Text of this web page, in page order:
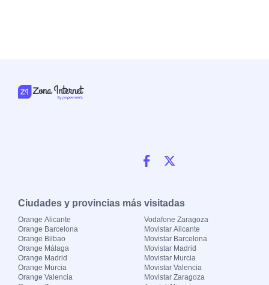
Ciudades y provincias más visitadas
Orange Alicante
Orange Barcelona
Orange Bilbao
Orange Málaga
Orange Madrid
Orange Murcia
Orange Valencia
Vodafone Zaragoza
Movistar Alicante
Movistar Barcelona
Movistar Madrid
Movistar Murcia
Movistar Valencia
Movistar Zaragoza